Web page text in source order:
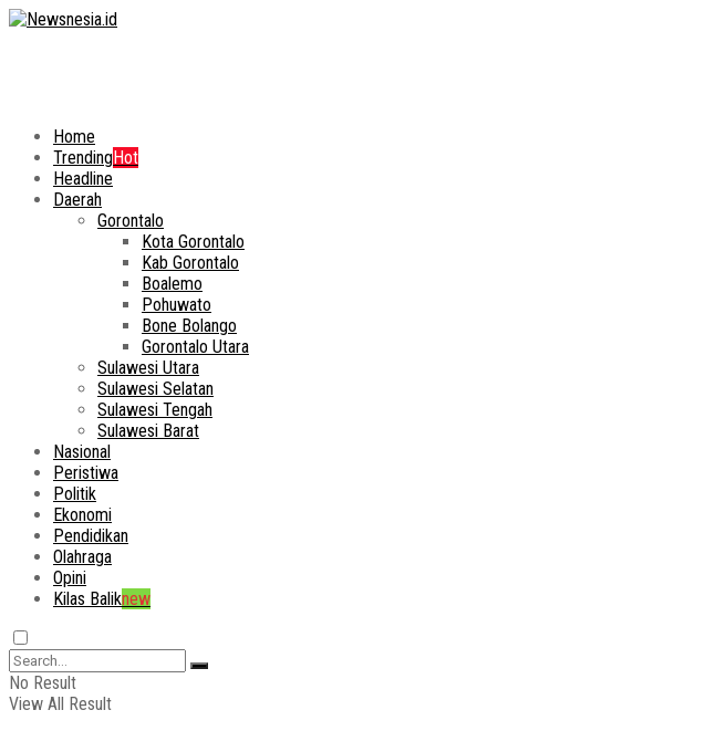
Home
TrendingHot
Headline
Daerah
Gorontalo
Kota Gorontalo
Kab Gorontalo
Boalemo
Pohuwato
Bone Bolango
Gorontalo Utara
Sulawesi Utara
Sulawesi Selatan
Sulawesi Tengah
Sulawesi Barat
Nasional
Peristiwa
Politik
Ekonomi
Pendidikan
Olahraga
Opini
Kilas Baliknew
No Result
View All Result